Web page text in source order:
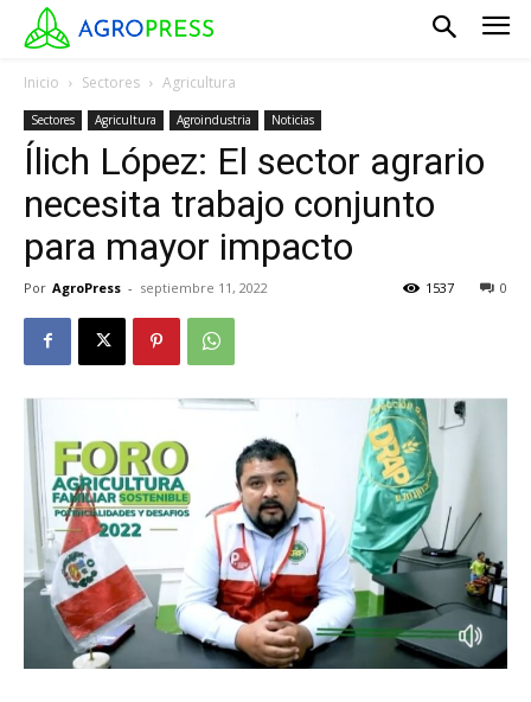
Inicio Sectores Agricultura
Sectores Agricultura Agroindustria Noticias
Ílich López: El sector agrario
necesita trabajo conjunto
para mayor impacto
Por AgroPress - septiembre 11, 2022 0
1537